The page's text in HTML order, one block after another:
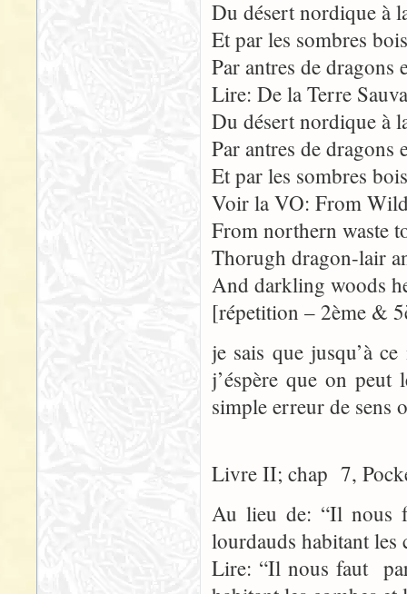
Du désert nordique à
Et par les sombres
Par antres de dragons
Lire: De la Terre
Du désert nordique à
Par antres de dragons
Et par les sombres
Voir la VO: From
From northern waste
Thorugh dragon-lair
And darkling woods
[répetition – 2ème &
je sais que jusqu’à
j’éspère que on
simple erreur de sens
Livre II; chap 7,
Au lieu de: “Il nous
lourdauds habitant les
Lire: “Il nous faut